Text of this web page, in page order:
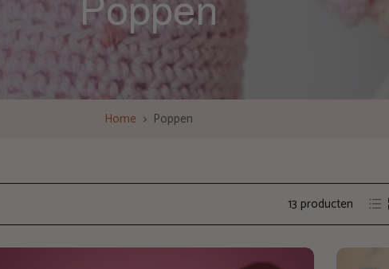
Poppen
Home > Poppen
13 producten